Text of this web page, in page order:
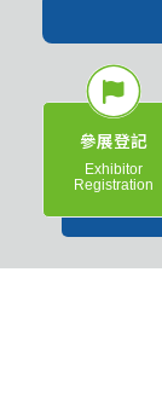
參展登記
Exhibitor
Registration